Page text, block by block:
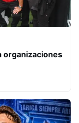
organizaciones